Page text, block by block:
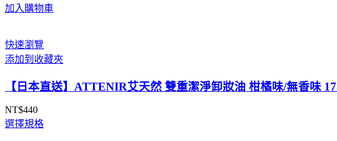
加入購物車
快速瀏覽
添加到收藏夾
【日本直送】ATTENIR艾天然 雙重潔淨卸妝油 柑橘味/無香味
NT$440
選擇規格